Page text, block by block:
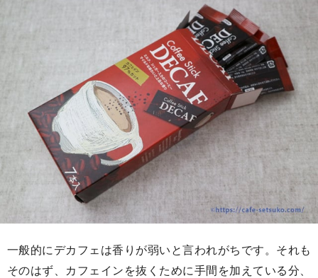
一般的にデカフェは香りが弱いと言われがちです。それも
そのはず、カフェインを抜くために手間を加えている分、